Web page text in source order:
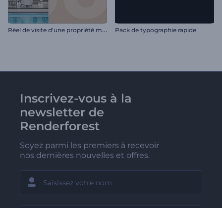
R
éel de visite d'une propriété moderne Pack de typographie rapide
Inscrivez-vous à la
newsletter de
Renderforest
Soyez parmi les premiers à recevoir
nos dernières nouvelles et offres.